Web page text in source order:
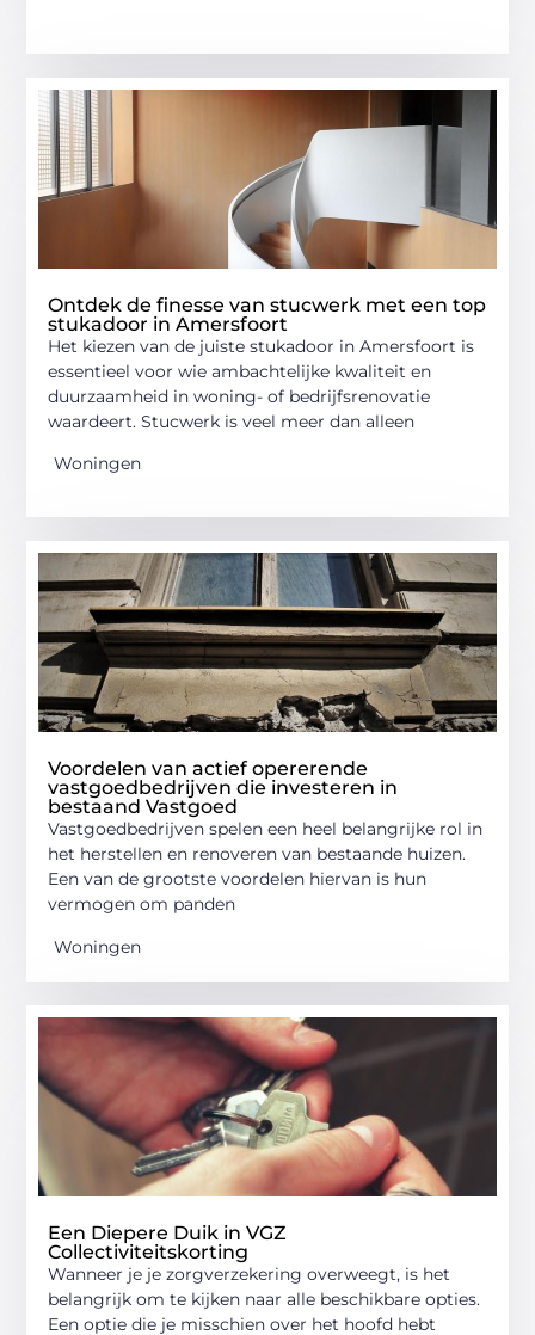
Ontdek de finesse van stucwerk met een top
stukadoor in Amersfoort
Het kiezen van de juiste stukadoor in Amersfoort is
essentieel voor wie ambachtelijke kwaliteit en
duurzaamheid in woning- of bedrijfsrenovatie
waardeert. Stucwerk is veel meer dan alleen
Woningen
Voordelen van actief opererende
vastgoedbedrijven die investeren in
bestaand Vastgoed
Vastgoedbedrijven spelen een heel belangrijke rol in
het herstellen en renoveren van bestaande huizen.
Een van de grootste voordelen hiervan is hun
vermogen om panden
Woningen
Een Diepere Duik in VGZ
Collectiviteitskorting
Wanneer je je zorgverzekering overweegt, is het
belangrijk om te kijken naar alle beschikbare opties.
Een optie die je misschien over het hoofd hebt